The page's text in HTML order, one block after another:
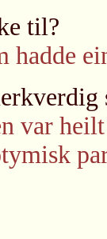
til?
hadde
var